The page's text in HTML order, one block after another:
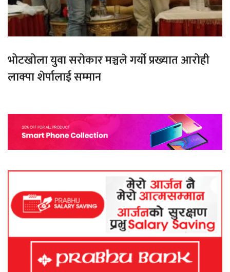
भोटखोला युवा सरोकार मञ्चले गर्यो प्रख्यात आरोही
लाक्पा शेर्पालाई सम्मान